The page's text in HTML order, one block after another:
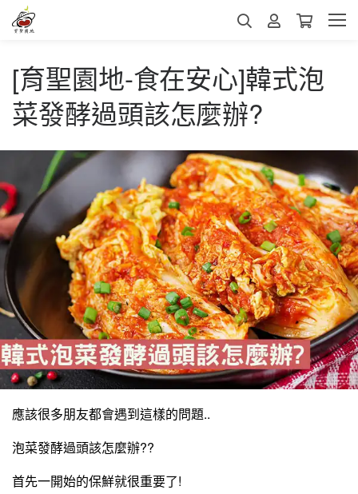
[育聖園地-食在安心]韓式泡
菜發酵過頭該怎麼辦?
應該很多朋友都會遇到這樣的問題..
泡菜發酵過頭該怎麼辦??
首先一開始的保鮮就很重要了!